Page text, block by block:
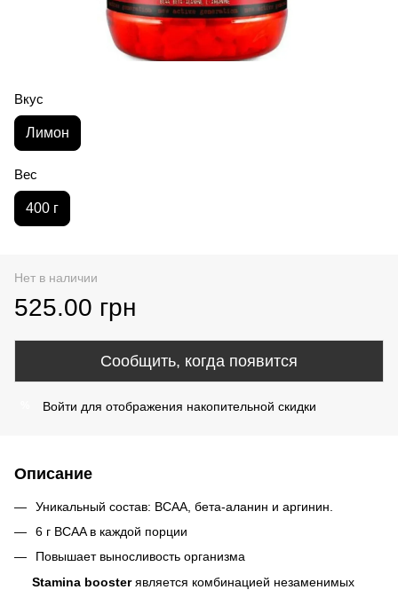
Вкус
Лимон
Вес
400 г
Нет в наличии
525.00 грн
Сообщить, когда появится
Войти для отображения накопительной скидки
Описание
Уникальный состав: BCAA, бета-аланин и аргинин.
6 г BCAA в каждой порции
Повышает выносливость организма
Stamina boosterявляется комбинацией незаменимых